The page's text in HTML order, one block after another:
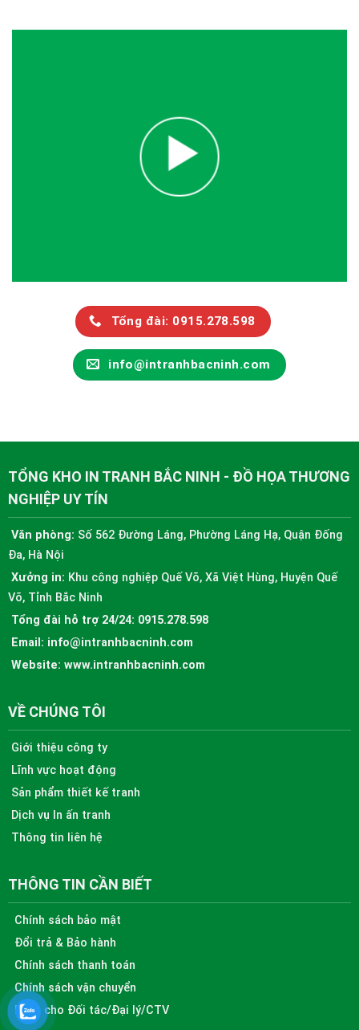
Tổng đài: 0915.278.598
info@intranhbacninh.com
TỔNG KHO IN TRANH BẮC NINH - ĐỒ HỌA THƯƠNG
NGHIỆP UY TÍN
Văn phòng: Số 562 Đường Láng, Phường Láng Hạ, Quận Đống
Đa, Hà Nội
Xưởng in: Khu công nghiệp Quế Võ, Xã Việt Hùng, Huyện Quế
Võ, Tỉnh Bắc Ninh
Tổng đài hỗ trợ 24/24: 0915.278.598
Email: info@intranhbacninh.com
Website: www.intranhbacninh.com
VỀ CHÚNG TÔI
Giới thiệu công ty
Lĩnh vực hoạt động
Sản phẩm thiết kế tranh
Dịch vụ In ấn tranh
Thông tin liên hệ
THÔNG TIN CẦN BIẾT
Chính sách bảo mật
Đổi trả & Bảo hành
Chính sách thanh toán
Chính sách vận chuyển
Dành cho Đối tác/Đại lý/CTV